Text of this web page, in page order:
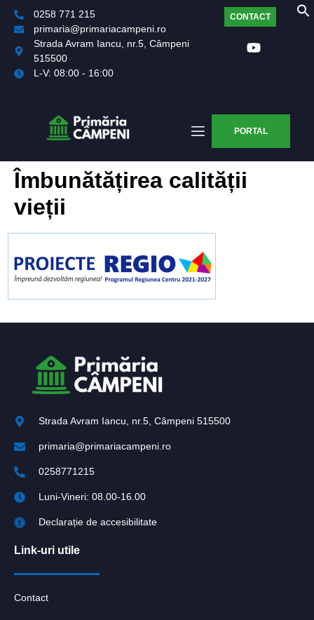
0258 771 215
primaria@primariacampeni.ro
Strada Avram Iancu, nr.5, Câmpeni
515500
L-V: 08:00 - 16:00
CONTACT
PORTAL
Îmbunătățirea calității
vieții
Strada Avram Iancu, nr.5, Câmpeni 515500
primaria@primariacampeni.ro
0258771215
Luni-Vineri: 08.00-16.00
Declarație de accesibilitate
Link-uri utile
Contact